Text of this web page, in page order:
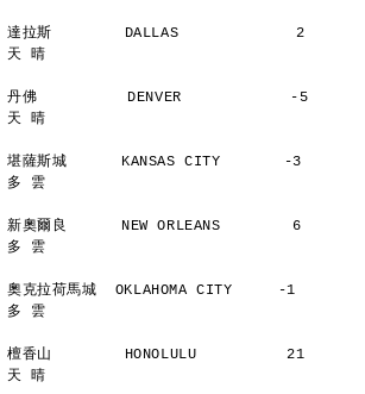
達拉斯        DALLAS             2
天 晴
丹佛          DENVER            -5
天 晴
堪薩斯城      KANSAS CITY       -3
多 雲
新奧爾良      NEW ORLEANS        6
多 雲
奧克拉荷馬城  OKLAHOMA CITY     -1
多 雲
檀香山        HONOLULU          21
天 晴